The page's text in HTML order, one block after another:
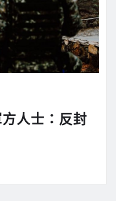
人士：反封